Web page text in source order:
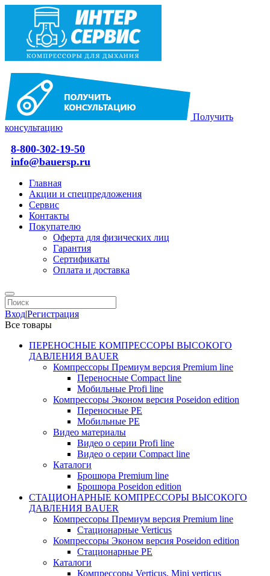
Получить
консультацию
8-800-302-19-50
info@bauersp.ru
Главная
Акции и спецпредложения
Сервис
Контакты
Покупателю
Оферта для физических лиц
Гарантия
Сертификаты
Оплата и доставка
Вход|Регистрация
Все товары
ПЕРЕНОСНЫЕ КОМПРЕССОРЫ ВЫСОКОГО
ДАВЛЕНИЯ BAUER
Компрессоры Премиум версия Premium line
Переносные Compact line
Мобильные Profi line
Компрессоры Эконом версия Poseidon edition
Переносные PE
Мобильные PE
Видео материалы
Видео о серии Profi line
Видео о серии Compact line
Каталоги
Брошюра Premium line
Брошюра Poseidon edition
СТАЦИОНАРНЫЕ КОМПРЕССОРЫ ВЫСОКОГО
ДАВЛЕНИЯ BAUER
Компрессоры Премиум версия Premium line
Стационарные Verticus
Компрессоры Эконом версия Poseidon edition
Стационарные PE
Каталоги
Компрессоры Verticus. Mini verticus